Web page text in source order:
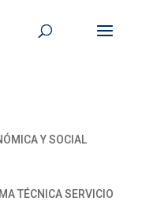
Y SOCIAL
TÉCNICA SERVICIO